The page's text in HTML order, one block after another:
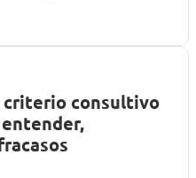
criterio consultivo